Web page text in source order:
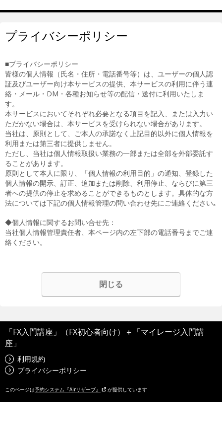
プライバシーポリシー
■プライバシーポリシー
皆様の個人情報（氏名・住所・電話番号等）は、ユーザーの個人認
証及びユーザー向け本サービスの提供、本サービスの利用に伴う連
絡・メール・DM・各種お知らせ等の配信・送付に利用いたしま
す。
本サービスにおいてそれぞれ必要となる項目を記入、または入力い
ただかない場合は、本サービスを受けられない場合があります。
当社は、原則として、ご本人の承諾なく上記目的以外に個人情報を
利用または第三者に提供しません。
ただし、当社は個人情報取扱い業務の一部または全部を外部委託す
ることがあります。
原則として本人に限り、「個人情報の利用目的」の通知、登録した
個人情報の開示、訂正、追加または削除、利用停止、ならびに第三
者への提供の停止を求めることができるものとします。具体的な方
法については下記の個人情報管理の問い合わせ先にご連絡ください｡
◆個人情報に関するお問い合せ先：
当社個人情報管理責任者、本ページ内の左下部の電話番号までご連
絡ください。
閉じる
「FX入門講座」（FX初心者向け）＋「マイレージ入門講
座」
利用規約
プライバシーポリシー
このページは予約システム『Airリザーブ』 が提供しています